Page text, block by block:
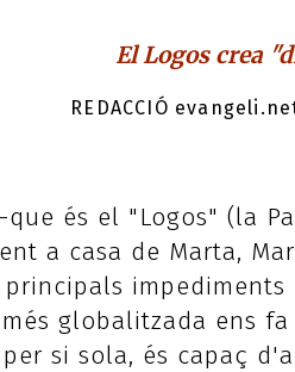
El Logos crea
REDACCIÓ
és el "Logos" (la
a casa de Marta,
globalitzada ens
per si sola, és capaç